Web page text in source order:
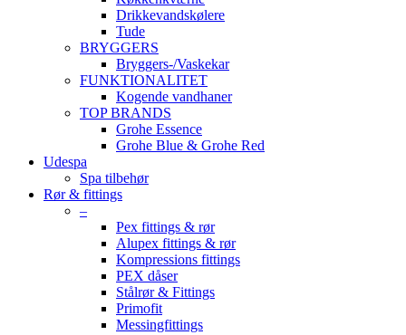
Drikkevandskølere
Tude
BRYGGERS
Bryggers-/Vaskekar
FUNKTIONALITET
Kogende vandhaner
TOP BRANDS
Grohe Essence
Grohe Blue & Grohe Red
Udespa
Spa tilbehør
Rør & fittings
–
Pex fittings & rør
Alupex fittings & rør
Kompressions fittings
PEX dåser
Stålrør & Fittings
Primofit
Messingfittings